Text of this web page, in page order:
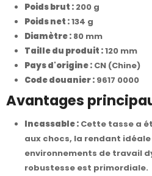
Poids brut : 200 g
Poids net :134 g
Diamètre : 80 mm
Taille du produit :120 mm
Pays d'origine : CN (Chine)
Code douanier : 9617 0000
Avantages
Incassable : Cette tasse a
aux chocs, la rendant idéale
environnements de travail
robustesse est primordiale.